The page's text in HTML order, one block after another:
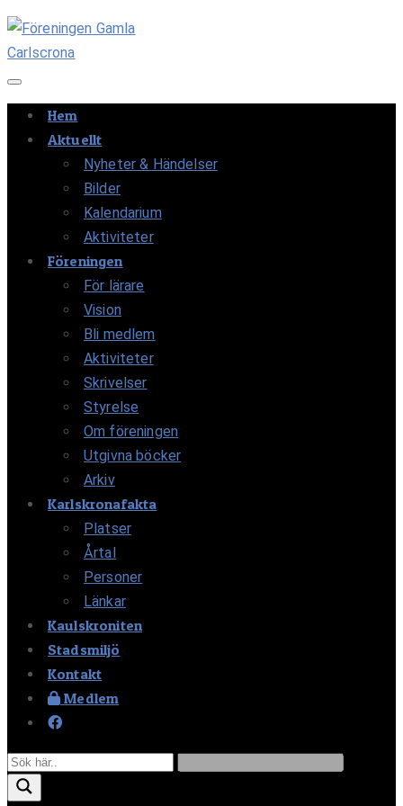
Navigation av/på
Hem
Aktuellt
Nyheter & Händelser
Bilder
Kalendarium
Aktiviteter
Föreningen
För lärare
Vision
Bli medlem
Aktiviteter
Skrivelser
Styrelse
Om föreningen
Utgivna böcker
Arkiv
Karlskronafakta
Platser
Årtal
Personer
Länkar
Kaulskroniten
Stadsmiljö
Kontakt
Medlem